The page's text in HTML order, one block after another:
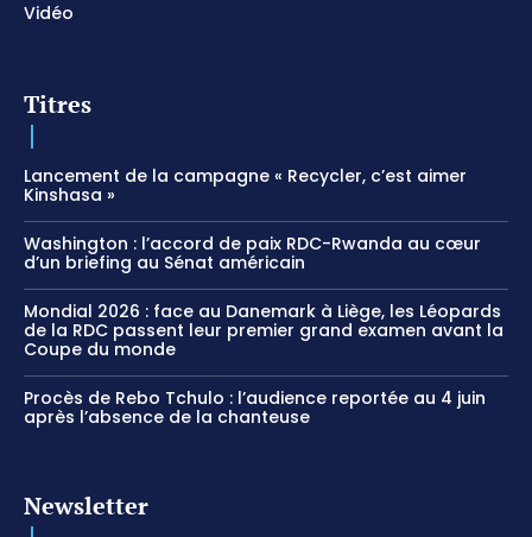
Vidéo
Titres
Lancement de la campagne « Recycler, c’est aimer
Kinshasa »
Washington : l’accord de paix RDC-Rwanda au cœur
d’un briefing au Sénat américain
Mondial 2026 : face au Danemark à Liège, les Léopards
de la RDC passent leur premier grand examen avant la
Coupe du monde
Procès de Rebo Tchulo : l’audience reportée au 4 juin
après l’absence de la chanteuse
Newsletter